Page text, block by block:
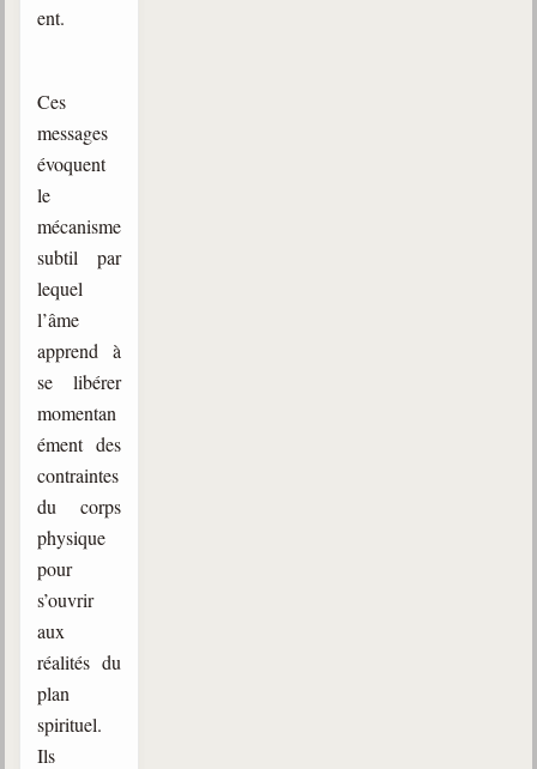
ent.
Ces
messages
évoquent
le
mécanisme
subtil par
lequel
l’âme
apprend à
se libérer
momentan
ément des
contraintes
du corps
physique
pour
s’ouvrir
aux
réalités du
plan
spirituel.
Ils